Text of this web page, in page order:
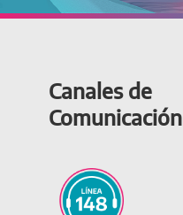
Canales de
Comunicación